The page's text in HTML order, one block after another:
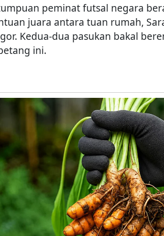
peminat futsal negara
juara antara tuan rumah,
Kedua-dua pasukan bakal
ini.